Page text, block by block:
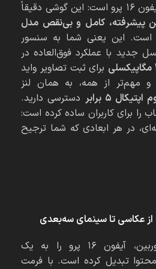
این مهم‌ترین بیانیه‌ی آیفون ۱۶ پرو است: این گوشی دقیقاً
پیشرفته، کامل و بی‌نقص مدل
این یعنی شما به سنسور
جدید با عملکرد فوق‌العاده در
برای ثبت تصاویر واید
و مهم‌تر از همه، به همان لنز
۵ برابر
دسترسی دارید.
را برای کاربران ساده کرده است:
در هر ابعادی که شما ترجیح
قابلیت‌های حرفه‌ای دوربین، آیفون ۱۶ پرو را به یک
تبدیل کرده است. با فرمت